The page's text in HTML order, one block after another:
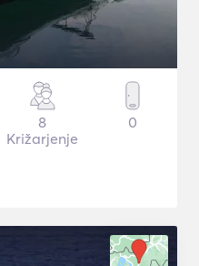
8
Križarjenje
0